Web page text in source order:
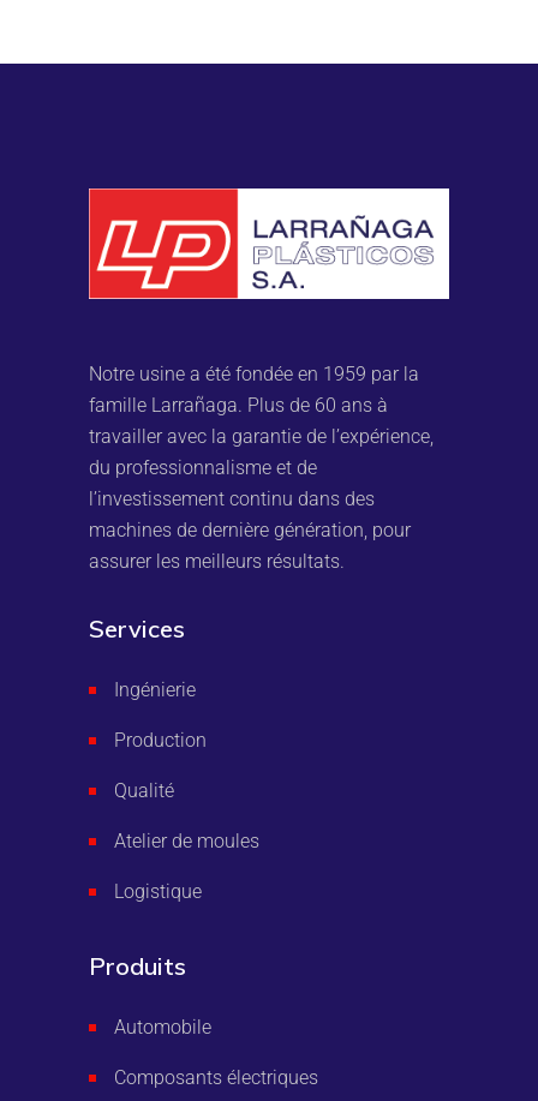
Notre usine a été fondée en 1959 par la
famille Larrañaga. Plus de 60 ans à
travailler avec la garantie de l’expérience,
du professionnalisme et de
l’investissement continu dans des
machines de dernière génération, pour
assurer les meilleurs résultats.
Services
Ingénierie
Production
Qualité
Atelier de moules
Logistique
Produits
Automobile
Composants électriques